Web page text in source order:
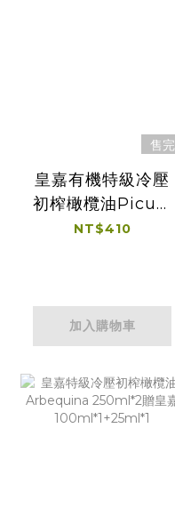
售完
皇嘉有機特級冷壓
初榨橄欖油Picual
100ml
NT$410
加入購物車